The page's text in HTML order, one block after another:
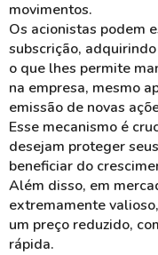
movimentos.
Os acionistas podem
subscrição,
o que lhes permite
na empresa, mesmo
emissão de novas
Esse mecanismo é
desejam proteger
beneficiar do
Além disso, em
extremamente
um preço reduzido,
rápida.